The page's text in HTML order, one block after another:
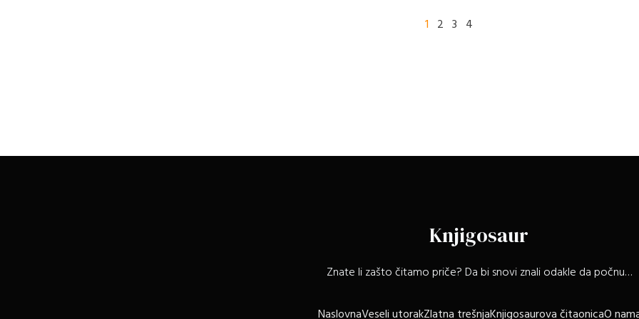
1 2 3 4
Knjigosaur
Znate li zašto čitamo priče? Da bi snovi znali odakle da počnu…
NaslovnaVeseli utorakZlatna trešnjaKnjigosaurova čitaonicaO